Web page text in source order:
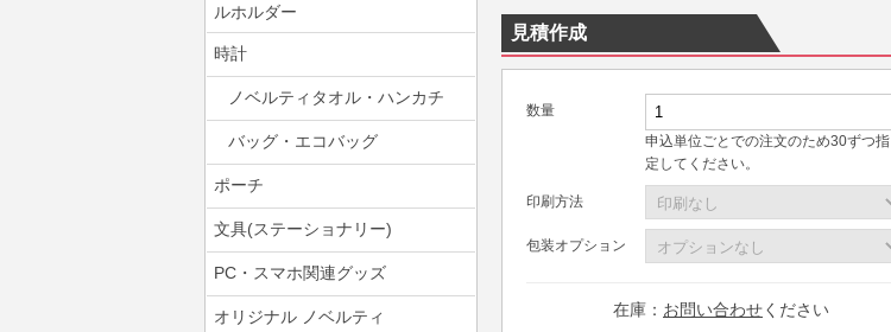
ルホルダー
時計
ノベルティタオル・ハンカチ
バッグ・エコバッグ
ポーチ
文具(ステーショナリー)
PC・スマホ関連グッズ
オリジナル ノベルティ
見積作成
数量
申込単位ごとでの注文のため30ずつ指
定してください。
印刷方法
包装オプション
在庫： お問い合わせください